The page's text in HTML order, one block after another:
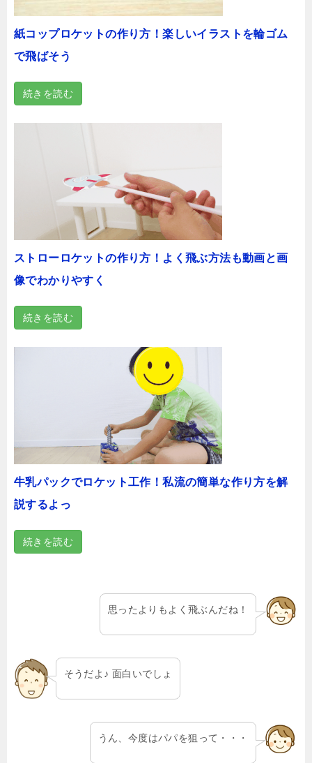
紙コップロケットの作り方！楽しいイラストを輪ゴム
で飛ばそう
続きを読む
ストローロケットの作り方！よく飛ぶ方法も動画と画
像でわかりやすく
続きを読む
牛乳パックでロケット工作！私流の簡単な作り方を解
説するよっ
続きを読む
思ったよりもよく飛ぶんだね！
そうだよ♪ 面白いでしょ
うん、今度はパパを狙って・・・